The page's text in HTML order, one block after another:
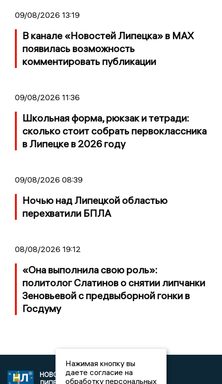
09/08/2026 13:19
В канале «Новостей Липецка» в MAX
появилась возможность
комментировать публикации
09/08/2026 11:36
Школьная форма, рюкзак и тетради:
сколько стоит собрать первоклассника
в Липецке в 2026 году
09/08/2026 08:39
Ночью над Липецкой областью
перехватили БПЛА
08/08/2026 19:12
«Она выполнила свою роль»:
политолог Слатинов о снятии липчанки
Зеновьевой с предвыборной гонки в
Госдуму
НОВОСТИ
2021 © NEWSLIPETSK.RU | СИ
Нажимая кнопку вы
даете согласие на
обработку персональных